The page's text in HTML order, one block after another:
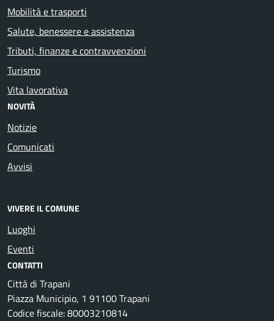
Mobilità e trasporti
Salute, benessere e assistenza
Tributi, finanze e contravvenzioni
Turismo
Vita lavorativa
NOVITÀ
Notizie
Comunicati
Avvisi
VIVERE IL COMUNE
Luoghi
Eventi
CONTATTI
Città di Trapani
Piazza Municipio, 1 91100 Trapani
Codice fiscale: 80003210814